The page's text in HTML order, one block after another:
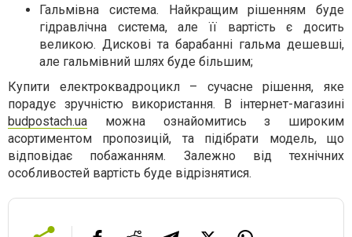
Гальмівна система. Найкращим рішенням буде
гідравлічна система, але її вартість є досить
великою. Дискові та барабанні гальма дешевші,
але гальмівний шлях буде більшим;
Купити електроквадроцикл – сучасне рішення, яке
порадує зручністю використання. В інтернет-магазині
budpostach.ua можна ознайомитись з широким
асортиментом пропозицій, та підібрати модель, що
відповідає побажанням. Залежно від технічних
особливостей вартість буде відрізнятися.